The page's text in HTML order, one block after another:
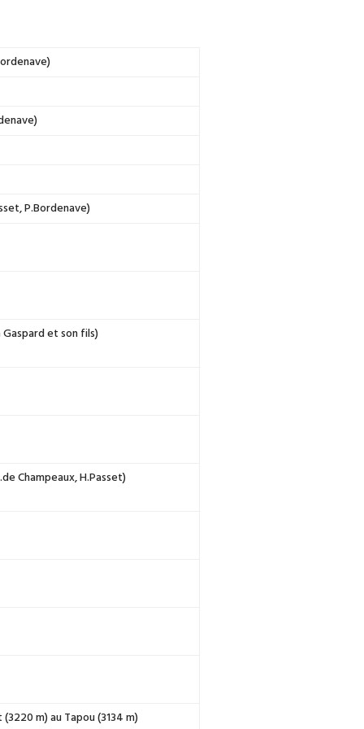
P.Bordenave)
Gaspard et son fils)
Champeaux, H.Passet)
m) au Tapou (3134 m)